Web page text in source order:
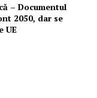
– Documentul
2050, dar se
UE